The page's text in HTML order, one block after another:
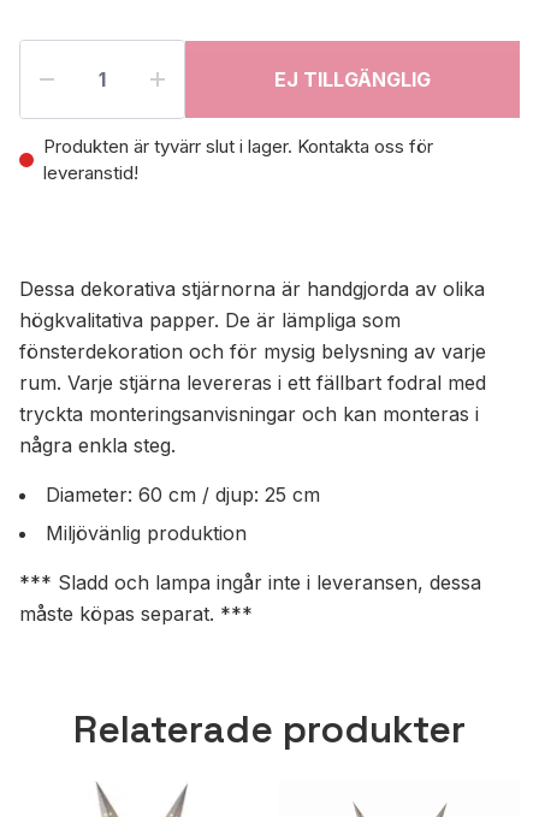
EJ TILLGÄNGLIG
Produkten är tyvärr slut i lager. Kontakta oss för
leveranstid!
Dessa dekorativa stjärnorna är handgjorda av olika
högkvalitativa papper. De är lämpliga som
fönsterdekoration och för mysig belysning av varje
rum. Varje stjärna levereras i ett fällbart fodral med
tryckta monteringsanvisningar och kan monteras i
några enkla steg.
Diameter: 60 cm / djup: 25 cm
Miljövänlig produktion
*** Sladd och lampa ingår inte i leveransen, dessa
måste köpas separat. ***
Relaterade produkter